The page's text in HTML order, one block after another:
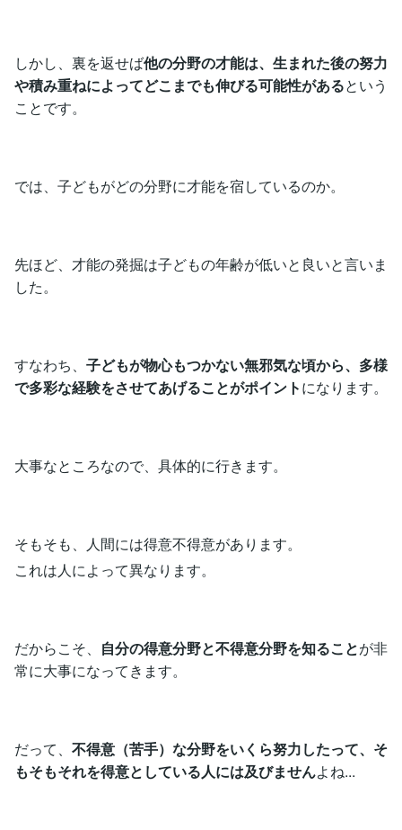
しかし、裏を返せば他の分野の才能は、生まれた後の努力
や積み重ねによってどこまでも伸びる可能性があるという
ことです。
では、子どもがどの分野に才能を宿しているのか。
先ほど、才能の発掘は子どもの年齢が低いと良いと言いま
した。
すなわち、 子どもが物心もつかない無邪気な頃から、多様
で多彩な経験をさせてあげることがポイントになります。
大事なところなので、具体的に行きます。
そもそも、人間には得意不得意があります。
これは人によって異なります。
だからこそ、 自分の得意分野と不得意分野を知ることが非
常に大事になってきます。
だって、 不得意（苦手）な分野をいくら努力したって、そ
もそもそれを得意としている人には及びませんよね...